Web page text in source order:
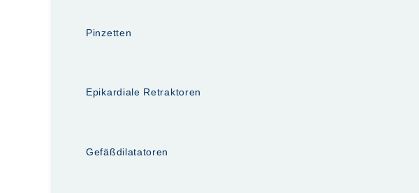
Pinzetten
Epikardiale Retraktoren
Gefäßdilatatoren